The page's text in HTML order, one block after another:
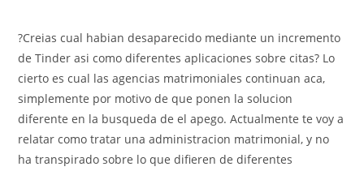
?Creias cual habian desaparecido mediante un incremento
de Tinder asi­ como diferentes aplicaciones sobre citas? Lo
cierto es cual las agencias matrimoniales continuan aca,
simplemente por motivo de que ponen la solucion
diferente en la busqueda de el apego. Actualmente te voy a
relatar como tratar una administracion matrimonial, y no
ha transpirado sobre lo que difieren de diferentes